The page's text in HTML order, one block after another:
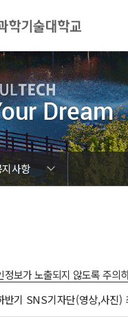
사항
정보알림
보공개
비스안내
민원센터
렴행정
신고센터
물 센터광장
공지사항
사공지
학공지
원공지
업공지
학입찰
용정보
외부행사
심의위원회
스19 대응안내
위원회
보가 노출되지 않도록 주의
반기 SNS기자단(영상,사진)